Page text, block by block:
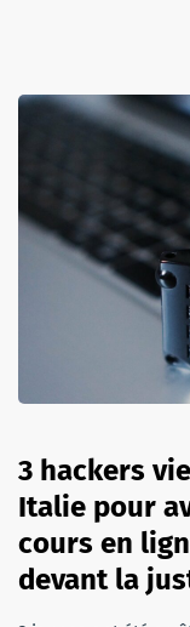
3 hackers
Italie pour
cours en
devant la